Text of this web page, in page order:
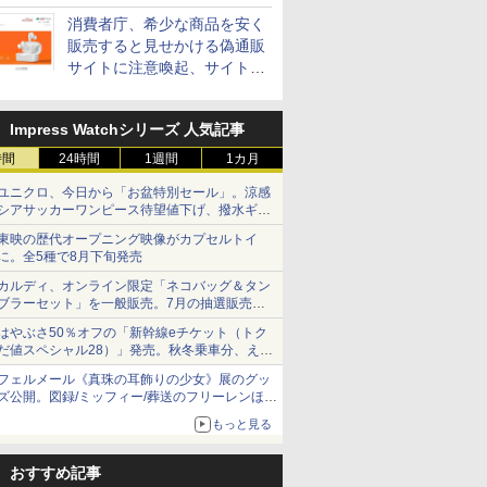
消費者庁、希少な商品を安く
販売すると見せかける偽通販
サイトに注意喚起、サイト名
Impress Watchシリーズ 人気記事
24時間 1週間 1カ月
ニクロ、今日から「お盆特別セール」。涼感
アサッカーワンピース待望値下げ、撥水ギア
ョーツは1990円に
映の歴代オープニング映像がカプセルトイ
。全5種で8月下旬発売
ルディ、オンライン限定「ネコバッグ＆タン
ラーセット」を一般販売。7月の抽選販売の
選無効分
やぶさ50％オフの「新幹線eチケット（トク
値スペシャル28）」発売。秋冬乗車分、えき
っと限定
ェルメール《真珠の耳飾りの少女》展のグッ
公開。図録/ミッフィー/葬送のフリーレンほ
もっと見る
おすすめ記事